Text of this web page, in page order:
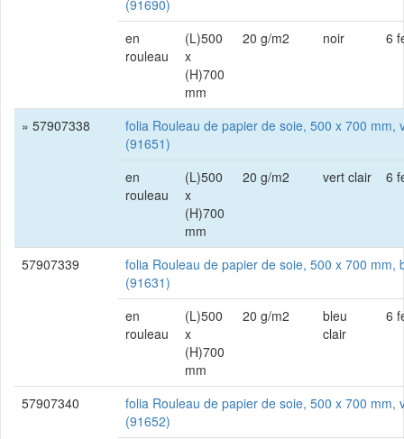
(91690)
en
rouleau
(L)500
x
(H)700
mm
20 g/m2 noir 6
» 57907338
folia Rouleau de papier de soie, 500 x 700 mm,
(91651)
en
rouleau
(L)500
x
(H)700
mm
20 g/m2 vert clair 6
57907339
folia Rouleau de papier de soie, 500 x 700 mm,
(91631)
en
rouleau
(L)500
x
(H)700
mm
20 g/m2
bleu
clair
6
57907340
folia Rouleau de papier de soie, 500 x 700 mm,
(91652)